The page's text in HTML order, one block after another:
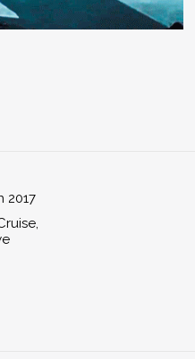
2017